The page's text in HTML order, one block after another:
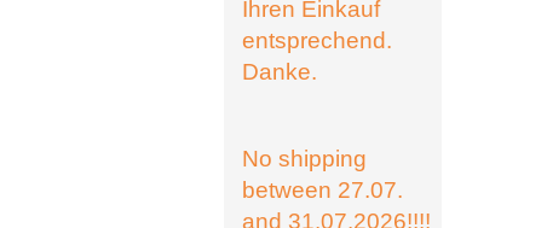
Ihren Einkauf
entsprechend.
Danke.
No shipping
between 27.07.
and 31.07.2026!!!!